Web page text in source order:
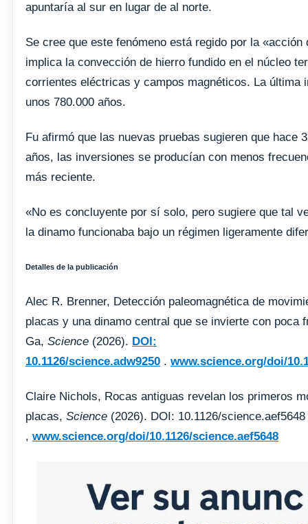
apuntaría al sur en lugar de al norte.
Se cree que este fenómeno está regido por la «acción
implica la convección de hierro fundido en el núcleo
corrientes eléctricas y campos magnéticos. La última
unos 780.000 años.
Fu afirmó que las nuevas pruebas sugieren que hace
años, las inversiones se producían con menos
más reciente.
«No es concluyente por sí solo, pero sugiere que tal
la dinamo funcionaba bajo un régimen ligeramente
Detalles de la publicación
Alec R. Brenner, Detección paleomagnética de
placas y una dinamo central que se invierte con poca
Ga, Science (2026). DOI:
10.1126/science.adw9250 . www.science.org/doi/
Claire Nichols, Rocas antiguas revelan los primeros
placas, Science (2026). DOI: 10.1126/science.aef5648
, www.science.org/doi/10.1126/science.aef5648